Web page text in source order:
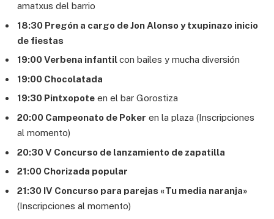
amatxus del barrio
18:30 Pregón a cargo de Jon Alonso y txupinazo inicio
de fiestas
19:00 Verbena infantilcon bailes y mucha diversión
19:00 Chocolatada
19:30 Pintxopote en el bar Gorostiza
20:00 Campeonato de Poker en la plaza (Inscripciones
al momento)
20:30 V Concurso de lanzamiento de zapatilla
21:00 Chorizada popular
21:30 IV Concurso para parejas «Tu media naranja»
(Inscripciones al momento)